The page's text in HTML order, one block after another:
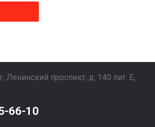
Ленинский проспект, д. 140 лит. Е,
66-10